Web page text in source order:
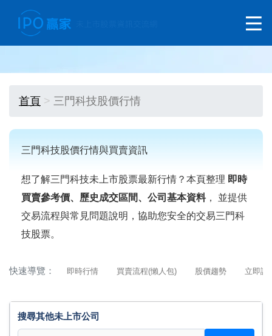
首頁 三門科技股價行情
三門科技股價行情與買賣資訊
想了解三門科技未上市股票最新行情？本頁整理 即時
買賣參考價、歷史成交區間、公司基本資料， 並提供
交易流程與常見問題說明，協助您安全的交易三門科
技股票。
快速導覽： 即時行情 買賣流程(懶人包) 股價趨勢 立即詢
搜尋其他未上市公司
搜尋其他未上市公司